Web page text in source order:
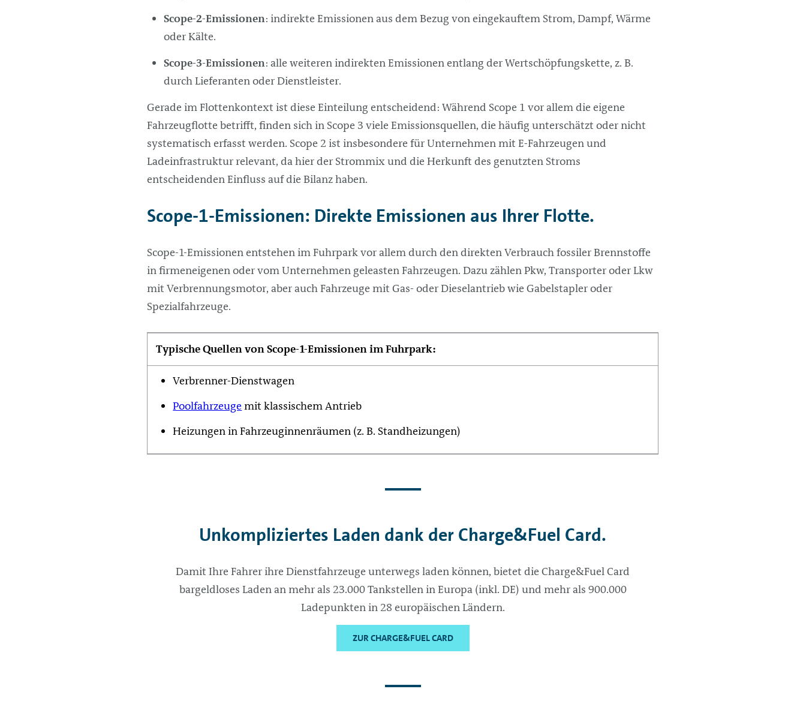
Scope-2-Emissionen: indirekte Emissionen aus dem Bezug von eingekauftem Strom, Dampf, Wärme
oder Kälte.
Scope-3-Emissionen: alle weiteren indirekten Emissionen entlang der Wertschöpfungskette, z. B.
durch Lieferanten oder Dienstleister.
Gerade im Flottenkontext ist diese Einteilung entscheidend: Während Scope 1 vor allem die eigene
Fahrzeugflotte betrifft, finden sich in Scope 3 viele Emissionsquellen, die häufig unterschätzt oder nicht
systematisch erfasst werden. Scope 2 ist insbesondere für Unternehmen mit E-Fahrzeugen und
Ladeinfrastruktur relevant, da hier der Strommix und die Herkunft des genutzten Stroms
entscheidenden Einfluss auf die Bilanz haben.
Scope-1-Emissionen: Direkte Emissionen aus Ihrer Flotte.
Scope-1-Emissionen entstehen im Fuhrpark vor allem durch den direkten Verbrauch fossiler Brennstoffe
in firmeneigenen oder vom Unternehmen geleasten Fahrzeugen. Dazu zählen Pkw, Transporter oder Lkw
mit Verbrennungsmotor, aber auch Fahrzeuge mit Gas- oder Dieselantrieb wie Gabelstapler oder
Spezialfahrzeuge.
Typische Quellen von Scope-1-Emissionen im Fuhrpark:
Verbrenner-Dienstwagen
Poolfahrzeugemit klassischem Antrieb
Heizungen in Fahrzeuginnenräumen (z. B. Standheizungen)
Unkompliziertes Laden dank der Charge&Fuel Card.
Damit Ihre Fahrer ihre Dienstfahrzeuge unterwegs laden können, bietet die Charge&Fuel Card
bargeldloses Laden an mehr als 23.000 Tankstellen in Europa (inkl. DE) und mehr als 900.000
Ladepunkten in 28 europäischen Ländern.
ZUR CHARGE&FUEL CARD